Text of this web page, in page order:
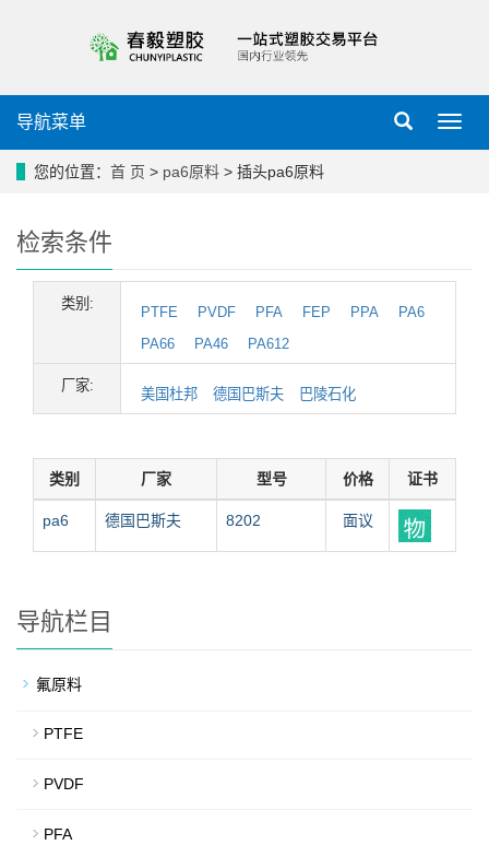
导
导航菜单
您的位置： 首 页 > pa6原料 > 插头pa6原料
检索条件
类别:
PTFE PVDF PFA FEP PPA
PA6
PA66
PA46 PA612
厂家:
美国杜邦 德国巴斯夫 巴陵石化
类别 厂家 型号 价格 证书
pa6 德国巴斯夫 8202 面议
导航栏目
氟原料
PTFE
PVDF
PFA